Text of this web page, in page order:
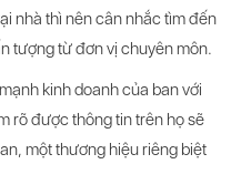
nhà thì nên cân nhắc tìm đến
tượng từ đơn vị chuyên môn.
kinh doanh của ban với
rõ được thông tin trên họ sẽ
một thương hiệu riêng biệt